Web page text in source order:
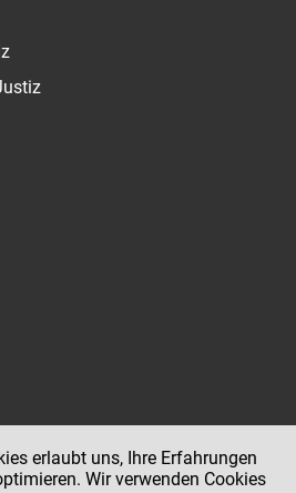
erlaubt uns, Ihre Erfahrungen
Wir verwenden Cookies